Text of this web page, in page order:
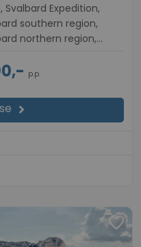
Svalbard Expedition,
southern region,
northern region,
p.p.
chevron_right
favorite